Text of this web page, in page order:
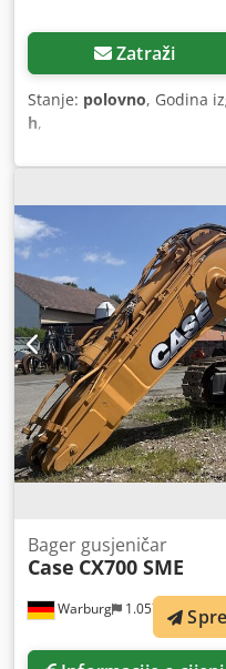
Zatraži
Stanje: polovno, Godina
h,
Warburg 1.057 km
Bager gusjeničar
Case CX700 SME